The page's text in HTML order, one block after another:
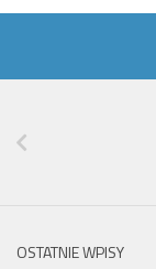
OSTATNIE WPISY